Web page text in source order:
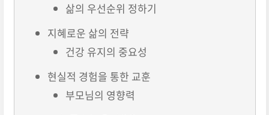
삶의 우선순위 정하기
지혜로운 삶의 전략
건강 유지의 중요성
현실적 경험을 통한 교훈
부모님의 영향력